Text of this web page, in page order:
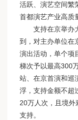
活跃、演艺空间繁
首都演艺产业高质
支持在京举办
到，对主办单位在
演出活动，单个项
梯次予以最高300
站、在京首演和巡
浮，支持金额不超
20万人次，且境
支持。